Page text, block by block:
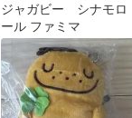
ジャガビー シナモロ
ール ファミマ